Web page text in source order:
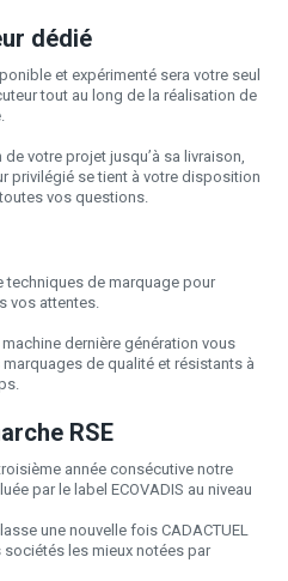
dédié
et expérimenté sera votre seul
tout au long de la réalisation de
votre projet jusqu’à sa livraison,
privilégié se tient à votre disposition
vos questions.
techniques de marquage pour
vos attentes.
dernière génération vous
de qualité et résistants à
RSE
année consécutive notre
par le label ECOVADIS au niveau
une nouvelle fois CADACTUEL
sociétés les mieux notées par